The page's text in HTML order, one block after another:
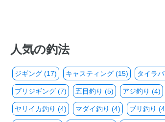
人気の釣法
ジギング (17) キャスティング (15) タイラ
ブリジギング (7) 五目釣り (5) アジ釣り (4)
ヤリイカ釣り (4) マダイ釣り (4) ブリ釣り